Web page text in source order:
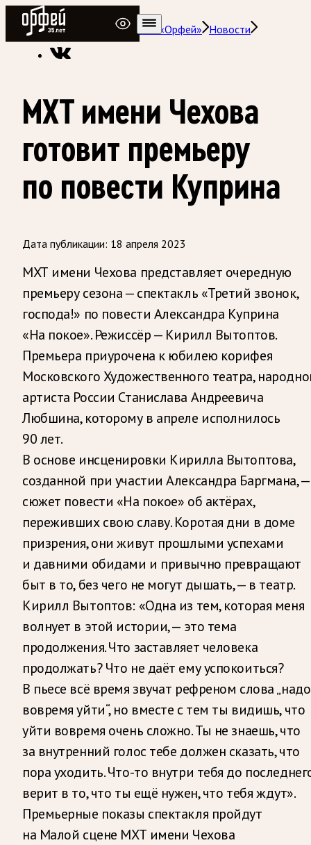
Радио Орфей
Радио классической музыки «Орфей» Новости
МХТ имени Чехова
готовит премьеру
по повести Куприна
Дата публикации: 18 апреля 2023
МХТ имени Чехова представляет очередную
премьеру сезона — спектакль «Третий звонок,
господа!» по повести Александра Куприна
«На покое». Режиссёр — Кирилл Вытоптов.
Премьера приурочена к юбилею корифея
Московского Художественного театра,
артиста России Станислава Андреевича
Любшина, которому в апреле исполнилось
90 лет.
В основе инсценировки Кирилла Вытоптова,
созданной при участии Александра Баргмана, —
сюжет повести «На покое» об актёрах,
переживших свою славу. Коротая дни в доме
призрения, они живут прошлыми успехами
и давними обидами и привычно превращают
быт в то, без чего не могут дышать, — в театр.
Кирилл Вытоптов: «Одна из тем, которая меня
волнует в этой истории, — это тема
продолжения. Что заставляет человека
продолжать? Что не даёт ему успокоиться?
В пьесе всё время звучат рефреном слова „надо
вовремя уйти“, но вместе с тем ты видишь, что
уйти вовремя очень сложно. Ты не знаешь, что
за внутренний голос тебе должен сказать, что
пора уходить. Что-то внутри тебя до
верит в то, что ты ещё нужен, что тебя ждут».
Премьерные показы спектакля пройдут
на Малой сцене МХТ имени Чехова